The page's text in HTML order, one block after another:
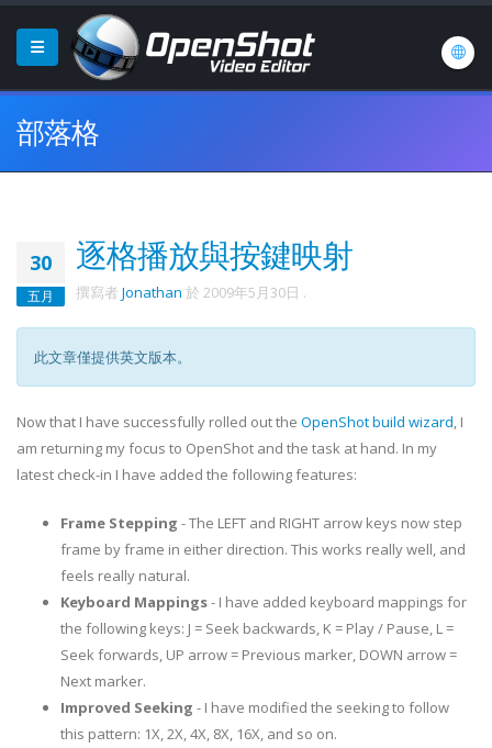
部落格
30
五月
逐格播放與按鍵映射
撰寫者 Jonathan 於 2009年5月30日 .
此文章僅提供英文版本。
Now that I have successfully rolled out the OpenShot build wizard, I
am returning my focus to OpenShot and the task at hand. In my
latest check-in I have added the following features:
Frame Stepping - The LEFT and RIGHT arrow keys now step
frame by frame in either direction. This works really well, and
feels really natural.
Keyboard Mappings- I have added keyboard mappings for
the following keys: J = Seek backwards, K = Play / Pause, L =
Seek forwards, UP arrow = Previous marker, DOWN arrow =
Next marker.
Improved Seeking - I have modified the seeking to follow
this pattern: 1X, 2X, 4X, 8X, 16X, and so on.